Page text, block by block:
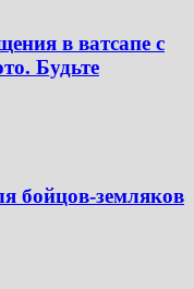
в ватсапе с
Будьте
бойцов-земляков